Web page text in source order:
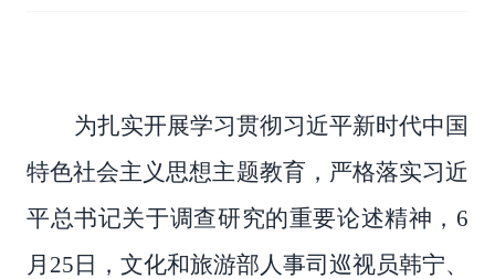
为扎实开展学习贯彻习近平新时代中国
特色社会主义思想主题教育，严格落实习近
平总书记关于调查研究的重要论述精神， 6
月25日，文化和旅游部人事司巡视员韩宁、